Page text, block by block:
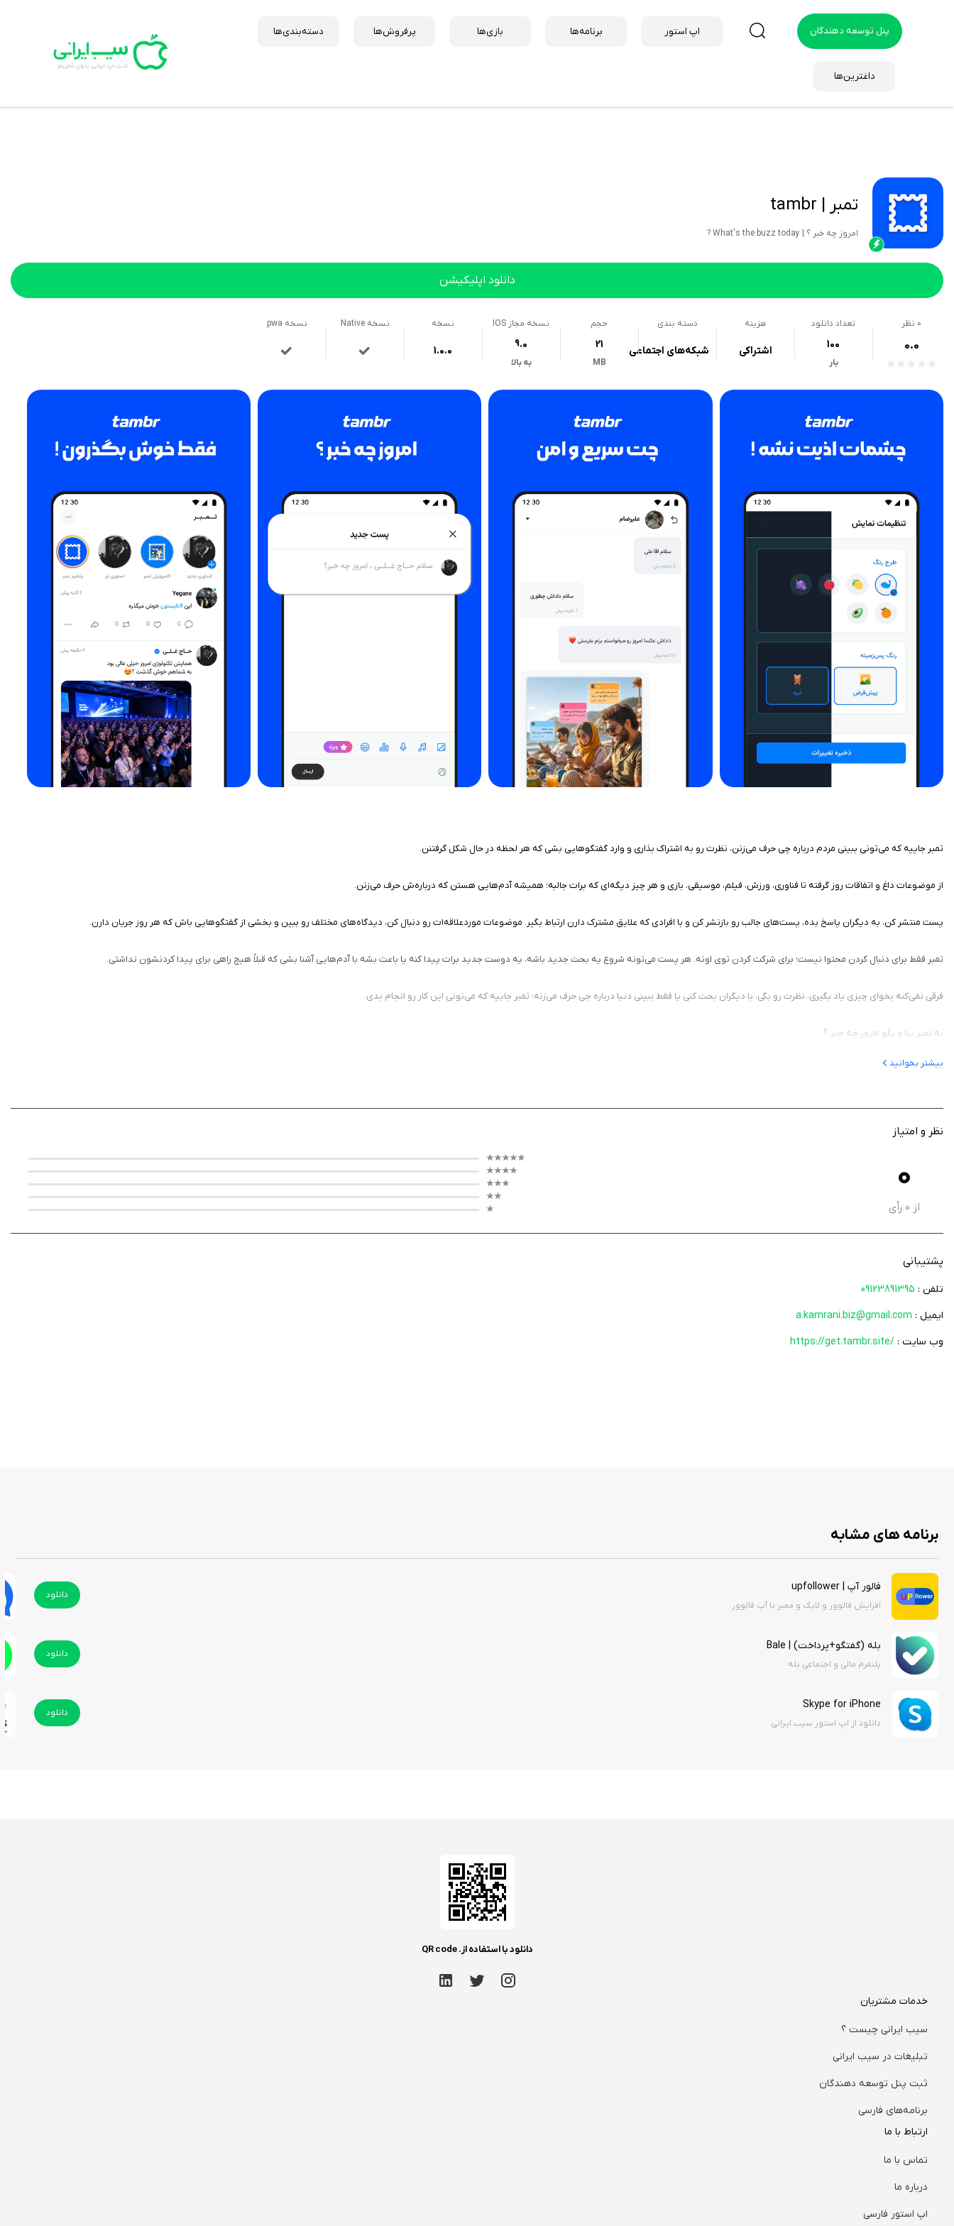
پنل توسعه دهندگان اپ استور برنامه‌ها بازی‌ها پرفروش‌ها دسته‌بندی‌ها
داغترین‌ها
تمبر | tambr
امروز چه خبر ؟ | What's the buzz today ?
دانلود اپلیکیشن
0 نظر
0.0
تعداد دانلود
100
بار
هزینه
اشتراکی
دسته بندی
شبکه‌های اجتماعی
حجم
21
MB
نسخه مجاز IOS
9.0
به بالا
نسخه
1.0.0
نسخه Native نسخه pwa
تمبر جاییه که می‌تونی ببینی مردم درباره چی حرف می‌زنن، نظرت رو به اشتراک بذاری و وارد گفتگوهایی بشی که هر لحظه در حال شکل گرفتنن.
‏‏از موضوعات داغ و اتفاقات روز گرفته تا فناوری، ورزش، فیلم، موسیقی، بازی و هر چیز دیگه‌ای که برات جالبه؛ همیشه آدم‌هایی هستن که درباره‌ش حرف می‌زنن.
‏‏پست منتشر کن، به دیگران پاسخ بده، پست‌های جالب رو بازنشر کن و با افرادی که علایق مشترک دارن ارتباط بگیر. موضوعات موردعلاقه‌ات رو دنبال کن، دیدگاه‌های مختلف رو ببین و بخشی از گفتگوهایی باش که هر روز جریان دارن.
‏‏تمبر فقط برای دنبال کردن محتوا نیست؛ برای شرکت کردن توی اونه. هر پست می‌تونه شروع یه بحث جدید باشه، یه دوست جدید برات پیدا کنه یا باعث بشه با آدم‌هایی آشنا بشی که قبلاً هیچ راهی برای پیدا کردنشون نداشتی.
‏‏فرقی نمی‌کنه بخوای چیزی یاد بگیری، نظرت رو بگی، با دیگران بحث کنی یا فقط ببینی دنیا درباره چی حرف می‌زنه؛ تمبر جاییه که می‌تونی این کار رو انجام بدی.
‏‏به تمبر بیا و بگو امروز چه خبر ؟
بیشتر بخوانید
نظر و امتیاز
0
از 0 رأی
پشتیبانی
تلفن : 09123891395
ایمیل : a.kamrani.biz@gmail.com
وب سایت : https://get.tambr.site/
برنامه های مشابه
فالور آپ | upfollower
افزایش فالوور و لایک و ممبر با آپ فالوور
دانلود
بله (گفتگو+پرداخت) | Bale
پلتفرم مالی و اجتماعی بله
دانلود
Skype for iPhone
دانلود از اپ استور سیب ایرانی
دانلود
دانلود با استفاده از. QR code
خدمات مشتریان
سیب ایرانی چیست ؟
تبلیغات در سیب ایرانی
ثبت پنل توسعه دهندگان
برنامه‌های فارسی
ارتباط با ما
تماس با ما
درباره ما
اپ استور فارسی